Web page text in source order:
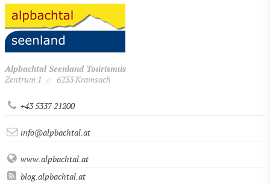
Alpbachtal Seenland Tourismus
Zentrum 1
// 6233 Kramsach
+43 5337 21200
info@alpbachtal.at
www.alpbachtal.at
blog.alpbachtal.at